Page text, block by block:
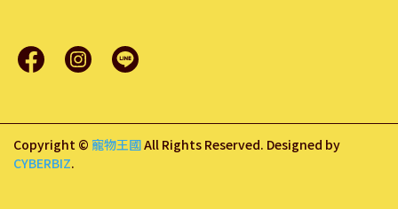
Copyright © 寵物王國All Rights Reserved. Designed by
CYBERBIZ.